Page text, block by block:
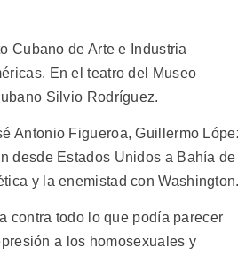
Cubano de Arte e Industria
En el teatro del Museo
Silvio Rodríguez.
Antonio Figueroa, Guillermo
desde Estados Unidos a Bahía de
y la enemistad con
contra todo lo que podía parecer
a los homosexuales y